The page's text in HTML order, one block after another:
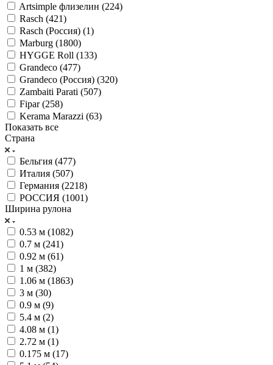
Artsimple флизелин (224)
Rasch (421)
Rasch (Россия) (1)
Marburg (1800)
HYGGE Roll (133)
Grandeco (477)
Grandeco (Россия) (320)
Zambaiti Parati (507)
Fipar (258)
Kerama Marazzi (63)
Показать все
Страна
Бельгия (477)
Италия (507)
Германия (2218)
РОССИЯ (1001)
Ширина рулона
0.53 м (1082)
0.7 м (241)
0.92 м (61)
1 м (382)
1.06 м (1863)
3 м (30)
0.9 м (9)
5.4 м (2)
4.08 м (1)
2.72 м (1)
0.175 м (17)